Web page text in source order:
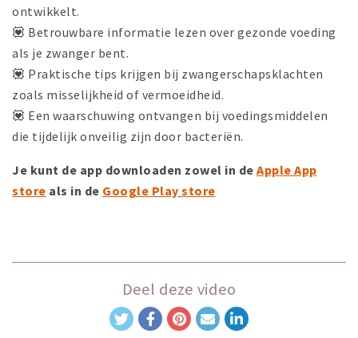
ontwikkelt.
💟 Betrouwbare informatie lezen over gezonde voeding
als je zwanger bent.
💟 Praktische tips krijgen bij zwangerschapsklachten
zoals misselijkheid of vermoeidheid.
💟 Een waarschuwing ontvangen bij voedingsmiddelen
die tijdelijk onveilig zijn door bacteriën.
Je kunt de app downloaden zowel in de Apple App
store als in de Google Play store
Deel deze video